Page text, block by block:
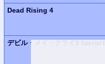
Dead Rising 4
デビル・メイ・クライ3